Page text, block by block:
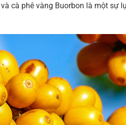
cà phê vàng Buorbon là một sự